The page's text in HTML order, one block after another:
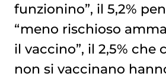
funzionino”, il 5,2%
“meno rischioso
il vaccino”, il 2,5% che
non si vaccinano